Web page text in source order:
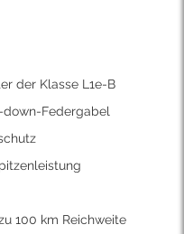
der Klasse L1e-B
Federgabel
100 km Reichweite